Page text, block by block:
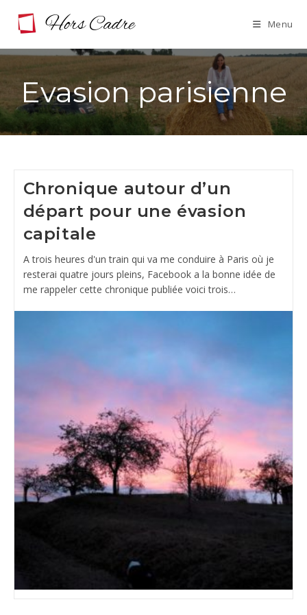
Menu
Evasion parisienne
Chronique autour d’un
départ pour une évasion
capitale
A trois heures d'un train qui va me conduire à Paris où je
resterai quatre jours pleins, Facebook a la bonne idée de
me rappeler cette chronique publiée voici trois…